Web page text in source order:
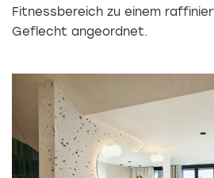
Fitnessbereich zu einem
Geflecht angeordnet.